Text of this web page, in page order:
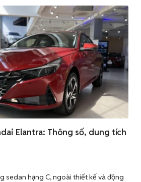
Elantra: Thông số, dung tích
sedan hạng C, ngoài thiết kế và động